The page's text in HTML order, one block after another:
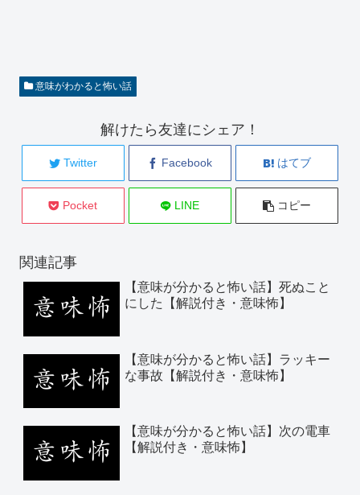
意味がわかると怖い話
解けたら友達にシェア！
Twitter Facebook はてブ
Pocket LINE コピー
関連記事
【意味が分かると怖い話】死ぬこと
にした【解説付き・意味怖】
【意味が分かると怖い話】ラッキー
な事故【解説付き・意味怖】
【意味が分かると怖い話】次の電車
【解説付き・意味怖】